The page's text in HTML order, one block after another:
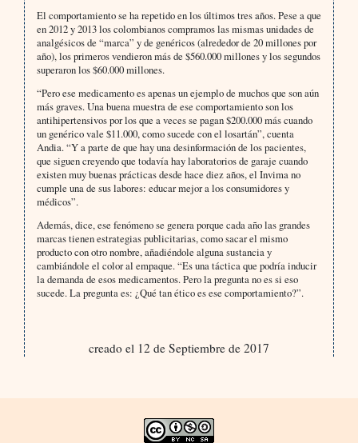
El comportamiento se ha repetido en los últimos tres años. Pese a que
en 2012 y 2013 los colombianos compramos las mismas unidades de
analgésicos de “marca” y de genéricos (alrededor de 20 millones por
año), los primeros vendieron más de $560.000 millones y los segundos
superaron los $60.000 millones.
“Pero ese medicamento es apenas un ejemplo de muchos que son aún
más graves. Una buena muestra de ese comportamiento son los
antihipertensivos por los que a veces se pagan $200.000 más cuando
un genérico vale $11.000, como sucede con el losartán”, cuenta
Andia. “Y a parte de que hay una desinformación de los pacientes,
que siguen creyendo que todavía hay laboratorios de garaje cuando
existen muy buenas prácticas desde hace diez años, el Invima no
cumple una de sus labores: educar mejor a los consumidores y
médicos”.
Además, dice, ese fenómeno se genera porque cada año las grandes
marcas tienen estrategias publicitarias, como sacar el mismo
producto con otro nombre, añadiéndole alguna sustancia y
cambiándole el color al empaque. “Es una táctica que podría inducir
la demanda de esos medicamentos. Pero la pregunta no es si eso
sucede. La pregunta es: ¿Qué tan ético es ese comportamiento?”.
creado el 12 de Septiembre de 2017